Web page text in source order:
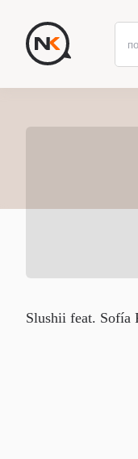
Slushii feat. Sofía